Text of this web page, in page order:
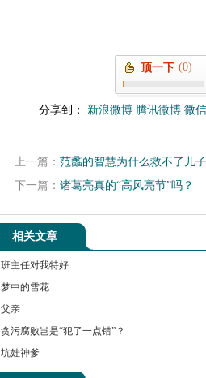
顶一下 (0)
分享到： 新浪微博 腾讯微博 微信
上一篇： 范蠡的智慧为什么救不了儿
下一篇： 诸葛亮真的“高风亮节”吗？
相关文章
班主任对我特好
梦中的雪花
父亲
贪污腐败岂是“犯了一点错”？
坑娃神爹